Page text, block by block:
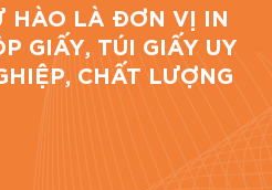
HÀO LÀ ĐƠN VỊ IN
GIẤY, TÚI GIẤY UY
CHẤT LƯỢNG